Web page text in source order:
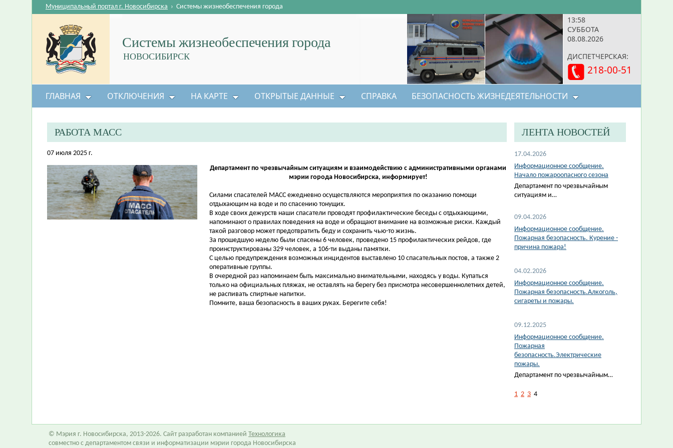
13:58
СУББОТА
08.08.2026
ДИСПЕТЧЕРСКАЯ:
218-00-51
Системы жизнеобеспечения города
НОВОСИБИРСК
Муниципальный портал г. Новосибирска › Системы жизнеобеспечения города
ГЛАВНАЯ ОТКЛЮЧЕНИЯ НА КАРТЕ ОТКРЫТЫЕ ДАННЫЕ СПРАВКА БЕЗОПАСНОСТЬ ЖИЗНЕДЕЯТЕЛЬНОСТИ
РАБОТА МАСС
07 июля 2025 г.
Департамент по чрезвычайным ситуациям и взаимодействию с административными органами
мэрии города Новосибирска, информирует!
Силами спасателей МАСС ежедневно осуществляются мероприятия по оказанию помощи
отдыхающим на воде и по спасению тонущих.
В ходе своих дежурств наши спасатели проводят профилактические беседы с отдыхающими,
напоминают о правилах поведения на воде и обращают внимание на возможные риски. Каждый
такой разговор может предотвратить беду и сохранить чью-то жизнь.
За прошедшую неделю были спасены 6 человек, проведено 15 профилактических рейдов, где
проинструктированы 329 человек, а 106-ти выданы памятки.
С целью предупреждения возможных инцидентов выставлено 10 спасательных постов, а также 2
оперативные группы.
В очередной раз напоминаем быть максимально внимательными, находясь у воды. Купаться
только на официальных пляжах, не оставлять на берегу без присмотра несовершеннолетних детей,
не распивать спиртные напитки.
Помните, ваша безопасность в ваших руках. Берегите себя!
ЛЕНТА НОВОСТЕЙ
17.04.2026
Информационное сообщение.
Начало пожароопасного сезона
Департамент по чрезвычайным
ситуациям и…
09.04.2026
Информационное сообщение.
Пожарная безопасность. Курение -
причина пожара!
04.02.2026
Информационное сообщение.
Пожарная безопасность.Алкоголь,
сигареты и пожары.
09.12.2025
Информационное сообщение.
Пожарная
безопасность.Электрические
пожары.
Департамент по чрезвычайным…
1 2 3 4
© Мэрия г. Новосибирска, 2013-2026. Сайт разработан компанией Технологика
совместно с департаментом связи и информатизации мэрии города Новосибирска